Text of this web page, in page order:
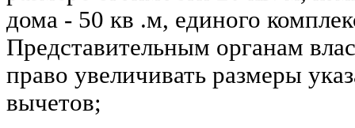
дома - 50 кв .м, единого
Представительным органам
право увеличивать размеры
вычетов;